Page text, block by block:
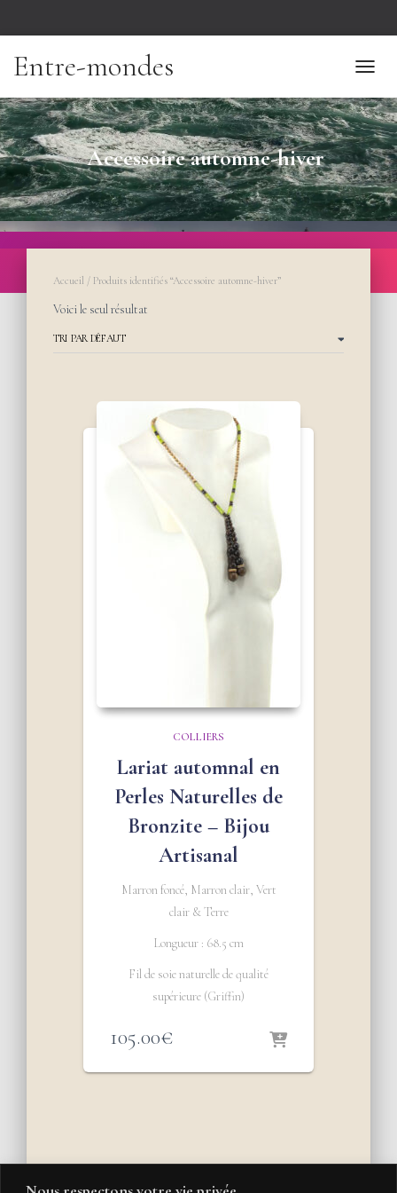
Entre-mondes
Accessoire automne-hiver
Accueil / Produits identifiés “Accessoire automne-hiver”
Voici le seul résultat
COLLIERS
Lariat automnal en
Perles Naturelles de
Bronzite – Bijou
Artisanal
Marron foncé, Marron clair, Vert
clair & Terre
Longueur : 68.5 cm
Fil de soie naturelle de qualité
supérieure (Griffin)
105.00€